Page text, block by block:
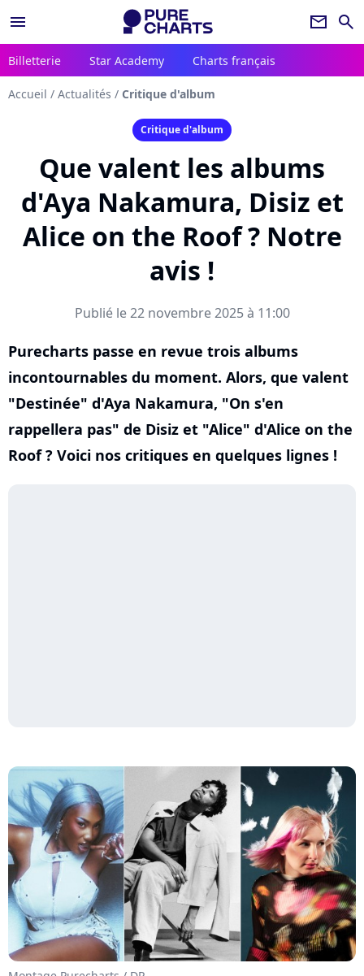
menu newsletter search
Billetterie Star Academy Charts français
Accueil / Actualités / Critique d'album
Critique d'album
Que valent les albums
d'Aya Nakamura, Disiz et
Alice on the Roof ? Notre
avis !
Publié le 22 novembre 2025 à 11:00
Purecharts passe en revue trois albums
incontournables du moment. Alors, que valent
"Destinée" d'Aya Nakamura, "On s'en
rappellera pas" de Disiz et "Alice" d'Alice on the
Roof ? Voici nos critiques en quelques lignes !